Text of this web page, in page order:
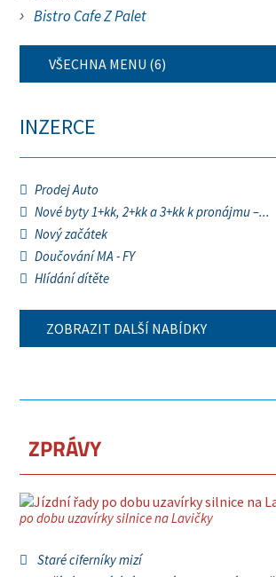
Bistro Cafe Z Palet
VŠECHNA MENU (6)
INZERCE
Prodej Auto
Nové byty 1+kk, 2+kk a 3+kk k pronájmu –...
Nový začátek
Doučování MA - FY
Hlídání dítěte
ZOBRAZIT DALŠÍ NABÍDKY
ZPRÁVY
po dobu uzavírky silnice na Lavičky
Staré ciferníky mizí